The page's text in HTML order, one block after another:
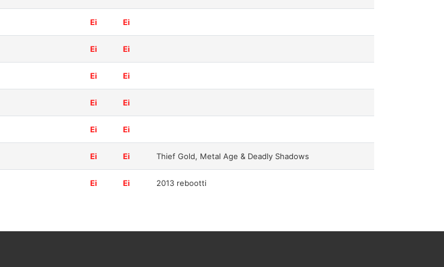
Ei Ei
Ei Ei
Ei Ei
Ei Ei
Ei Ei
Ei Ei Thief Gold, Metal Age & Deadly Shadows
Ei Ei 2013 rebootti